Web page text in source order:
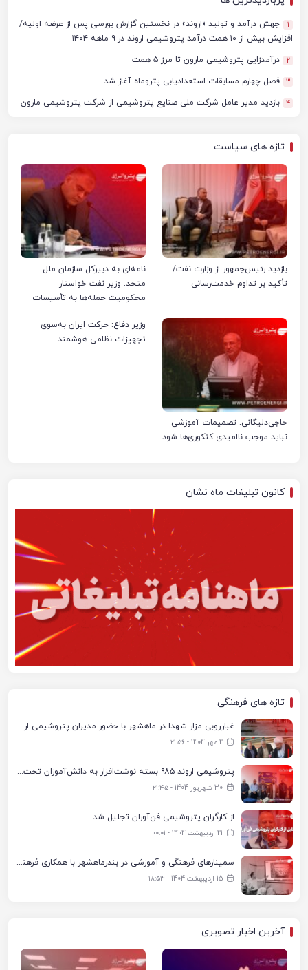
1
جهش درآمد و تولید «اروند» در نخستین گزارش بورسی پس از عرضه اولیه/
افزایش بیش از ۱۰ همت درآمد پتروشیمی اروند در ۹ ماهه ۱۴۰۴
2 درآمدزایی پتروشیمی مارون تا مرز ۵ همت
3 فصل چهارم مسابقات استعدادیابی پتروماه آغاز شد
4 بازدید مدیر عامل شرکت ملی صنایع پتروشیمی از شرکت پتروشیمی مارون
تازه های سیاست
بازدید رئیس‌جمهور از وزارت نفت/
تأکید بر تداوم خدمت‌رسانی
نامه‌ای به دبیرکل سازمان ملل
متحد: وزیر نفت خواستار
محکومیت حمله‌ها به تأسیسات
حاجی‌دلیگانی: تصمیمات آموزشی
نباید موجب ناامیدی کنکوری‌ها شود
وزیر دفاع: حرکت ایران به‌سوی
تجهیزات نظامی هوشمند
کانون تبلیغات ماه نشان
تازه های فرهنگی
غبارروبی مزار شهدا در ماهشهر با حضور مدیران پتروشیمی اروند و مسئولان شهری
2 مهر 1404 - ۲۱:۵۶
پتروشیمی اروند ۹۸۵ بسته نوشت‌افزار به دانش‌آموزان تحت پوشش کمیته امداد بندرماهشهر اهدا کرد
30 شهریور 1404 - ۲۱:۴۵
از کارگران پتروشیمی فن‌آوران تجلیل شد
21 اردیبهشت 1404 - ۰۰:۰۱
سمینارهای فرهنگی و آموزشی در بندرماهشهر با همکاری فرهنگ‌سرای پتروشیمی مارون
15 اردیبهشت 1404 - ۱۸:۵۳
آخرین اخبار تصویری